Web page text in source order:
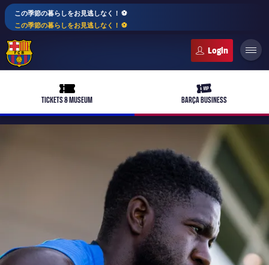
この季節の暮らしをお見逃しなく！ ⚽️
この季節の暮らしをお見逃しなく！ ⚽️
ticket-full
TICKETS & MUSEUM
ticket-vip
BARÇA BUSINESS
バルサアカデミー
plusicon
label.aria.plus
スケジュール
バルサAtlètic
plusicon
label.aria.plus